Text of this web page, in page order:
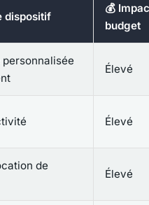
dispositif
💰
budget
personnalisée
Élevé
Élevé
de
Élevé